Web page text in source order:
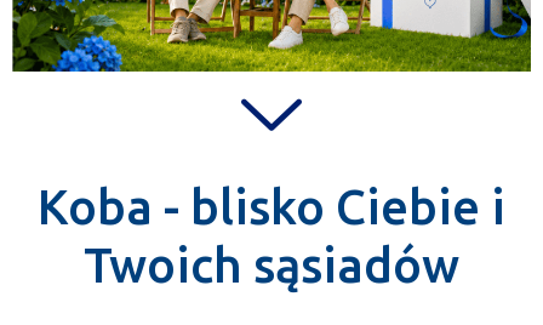
Koba - blisko Ciebie i
Twoich sąsiadów